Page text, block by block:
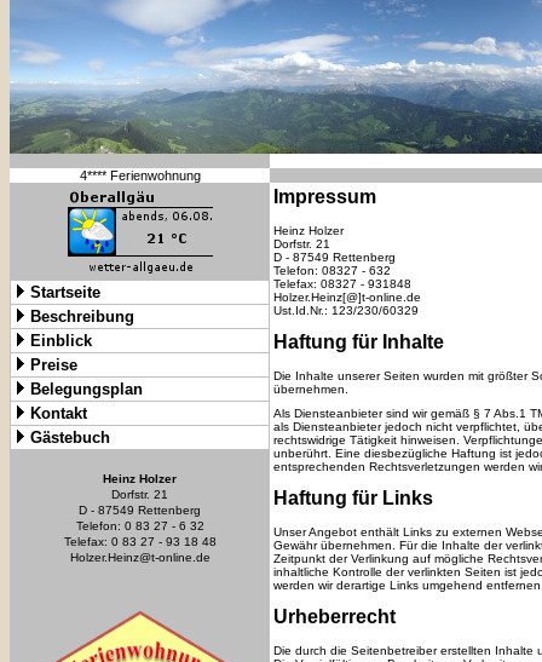
4**** Ferienwohnung
Startseite
Beschreibung
Einblick
Preise
Belegungsplan
Kontakt
Gästebuch
Heinz Holzer
Dorfstr. 21
D - 87549 Rettenberg
Telefon: 0 83 27 - 6 32
Telefax: 0 83 27 - 93 18 48
Holzer.Heinz@t-online.de
Impressum
Heinz Holzer
Dorfstr. 21
D - 87549 Rettenberg
Telefon: 08327 - 632
Telefax: 08327 - 931848
Holzer.Heinz[@]t-online.de
Ust.Id.Nr.: 123/230/60329
Haftung für Inhalte
Die Inhalte unserer Seiten wurden mit größter
übernehmen.
Als Diensteanbieter sind wir gemäß § 7 Abs.1
als Diensteanbieter jedoch nicht verpflichtet,
rechtswidrige Tätigkeit hinweisen.
unberührt. Eine diesbezügliche Haftung ist
entsprechenden Rechtsverletzungen werden
Haftung für Links
Unser Angebot enthält Links zu externen
Gewähr übernehmen. Für die Inhalte der
Zeitpunkt der Verlinkung auf mögliche
inhaltliche Kontrolle der verlinkten Seiten ist
werden wir derartige Links umgehend
Urheberrecht
Die durch die Seitenbetreiber erstellten Inhalte